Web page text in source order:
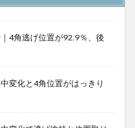
4角逃げ位置が92.9％、後
変化と4角位置がはっきり